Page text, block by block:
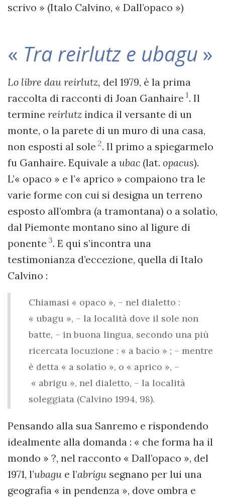
scrivo » (Italo Calvino, « Dall’opaco »)
« Tra reirlutz e ubagu »
Lo libre dau reirlutz, del 1979, è la prima
raccolta di racconti di Joan Ganhaire 1. Il
termine reirlutz indica il versante di un
monte, o la parete di un muro di una casa,
non esposti al sole 2. Il primo a spiegarmelo
fu Ganhaire. Equivale a ubac (lat. opacus).
L’« opaco » e l’« aprico » compaiono tra le
varie forme con cui si designa un terreno
esposto all’ombra (a tramontana) o a solatìo,
dal Piemonte montano sino al ligure di
ponente 3. E qui s’incontra una
testimonianza d’eccezione, quella di Italo
Calvino :
Chiamasi « opaco », – nel dialetto :
« ubagu », – la località dove il sole non
batte, – in buona lingua, secondo una più
ricercata locuzione : « a bacìo » ; – mentre
è detta « a solatìo », o « aprico », –
« abrigu », nel dialetto, – la località
soleggiata (Calvino 1994, 98).
Pensando alla sua Sanremo e rispondendo
idealmente alla domanda : « che forma ha il
mondo » ?, nel racconto « Dall’opaco », del
1971, l’ubagu e l’abrigu segnano per lui una
geografia « in pendenza », dove ombra e